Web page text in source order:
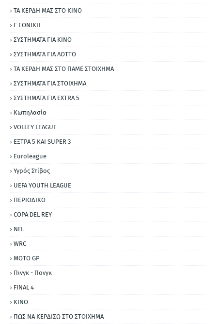
ΤΑ ΚΕΡΔΗ ΜΑΣ ΣΤΟ ΚΙΝΟ
Γ ΕΘΝΙΚΗ
ΣΥΣΤΗΜΑΤΑ ΓΙΑ ΚΙΝΟ
ΣΥΣΤΗΜΑΤΑ ΓΙΑ ΛΟΤΤΟ
ΤΑ ΚΕΡΔΗ ΜΑΣ ΣΤΟ ΠΑΜΕ ΣΤΟΙΧΗΜΑ
ΣΥΣΤΗΜΑΤΑ ΓΙΑ ΣΤΟΙΧΗΜΑ
ΣΥΣΤΗΜΑΤΑ ΓΙΑ ΕΧΤRΑ 5
Κωπηλασία
VOLLEY LEAGUE
ΕΞΤΡΑ 5 ΚΑΙ SUPER 3
Εuroleague
Υγρός Στίβος
UEFA YOUTH LEAGUE
ΠΕΡΙΟΔΙΚΟ
COPA DEL REY
NFL
WRC
MOTO GP
Πινγκ - Πονγκ
FINAL 4
ΚΙΝΟ
ΠΩΣ ΝΑ ΚΕΡΔΙΣΩ ΣΤΟ ΣΤΟΙΧΗΜΑ